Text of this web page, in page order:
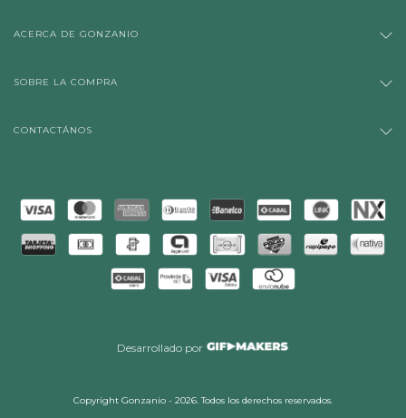
ACERCA DE GONZANIO
SOBRE LA COMPRA
CONTACTÁNOS
Desarrollado por
Copyright Gonzanio - 2026. Todos los derechos reservados.